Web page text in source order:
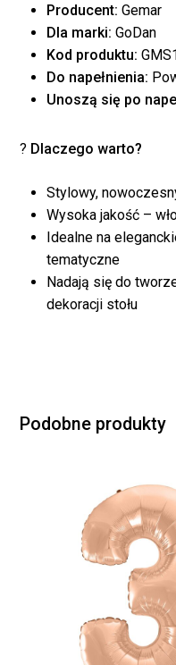
Brak
Producent: Gemar
Dla marki: GoDan
Kod produktu:
Do napełnienia:
Unoszą się po
? Dlaczego warto?
Stylowy,
Wysoka jakość –
Idealne na
tematyczne
Nadają się do
dekoracji stołu
Podobne produkty